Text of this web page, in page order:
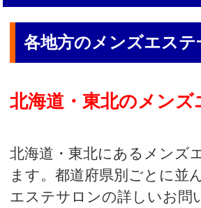
各地方のメンズエステ
北海道・東北のメンズ
北海道・東北にあるメンズ
ます。都道府県別ごとに並
エステサロンの詳しいお問